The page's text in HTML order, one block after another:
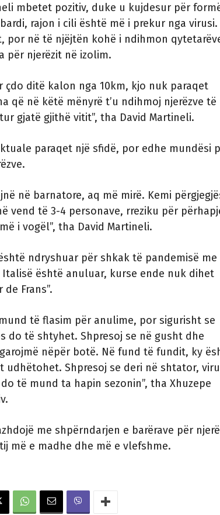
mbetet pozitiv, duke u kujdesur për
rajon i cili është më i prekur nga virusi.
por në të njëjtën kohë i ndihmon
për njerëzit në izolim.
çdo ditë kalon nga 10km, kjo nuk paraqet
që në këtë mënyrë t’u ndihmoj njerëzve të
gjatë gjithë vitit”, tha David Martineli.
paraqet një sfidë, por edhe mundësi
në barnatore, aq më mirë. Kemi
vend të 3-4 personave, rreziku për
i vogël”, tha David Martineli.
ndryshuar për shkak të pandemisë me
Italisë është anuluar, kurse ende nuk dihet
Frans”.
të flasim për anulime, por sigurisht se
do të shtyhet. Shpresoj se në gusht dhe
nëpër botë. Në fund të fundit, ky
udhëtohet. Shpresoj se deri në shtator,
të mund ta hapin sezonin”, tha Xhuzepe
me shpërndarjen e barërave për
më e madhe dhe më e vlefshme.